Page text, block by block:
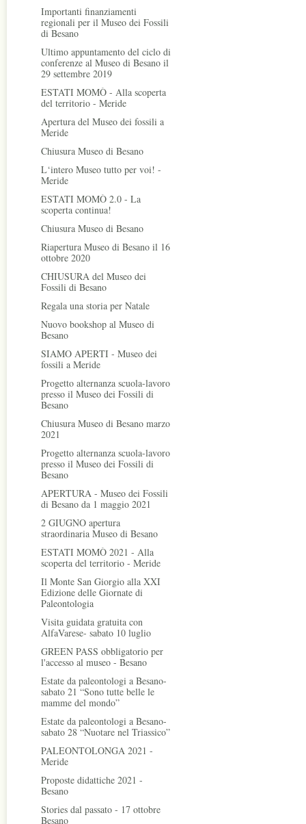
Importanti finanziamenti
regionali per il Museo dei Fossili
di Besano
Ultimo appuntamento del ciclo di
conferenze al Museo di Besano il
29 settembre 2019
ESTATI MOMÒ - Alla scoperta
del territorio - Meride
Apertura del Museo dei fossili a
Meride
Chiusura Museo di Besano
L‘intero Museo tutto per voi! -
Meride
ESTATI MOMÒ 2.0 - La
scoperta continua!
Chiusura Museo di Besano
Riapertura Museo di Besano il 16
ottobre 2020
CHIUSURA del Museo dei
Fossili di Besano
Regala una storia per Natale
Nuovo bookshop al Museo di
Besano
SIAMO APERTI - Museo dei
fossili a Meride
Progetto alternanza scuola-lavoro
presso il Museo dei Fossili di
Besano
Chiusura Museo di Besano marzo
2021
Progetto alternanza scuola-lavoro
presso il Museo dei Fossili di
Besano
APERTURA - Museo dei Fossili
di Besano da 1 maggio 2021
2 GIUGNO apertura
straordinaria Museo di Besano
ESTATI MOMÒ 2021 - Alla
scoperta del territorio - Meride
Il Monte San Giorgio alla XXI
Edizione delle Giornate di
Paleontologia
Visita guidata gratuita con
AlfaVarese- sabato 10 luglio
GREEN PASS obbligatorio per
l'accesso al museo - Besano
Estate da paleontologi a Besano-
sabato 21 “Sono tutte belle le
mamme del mondo”
Estate da paleontologi a Besano-
sabato 28 “Nuotare nel Triassico”
PALEONTOLONGA 2021 -
Meride
Proposte didattiche 2021 -
Besano
Stories dal passato - 17 ottobre
Besano